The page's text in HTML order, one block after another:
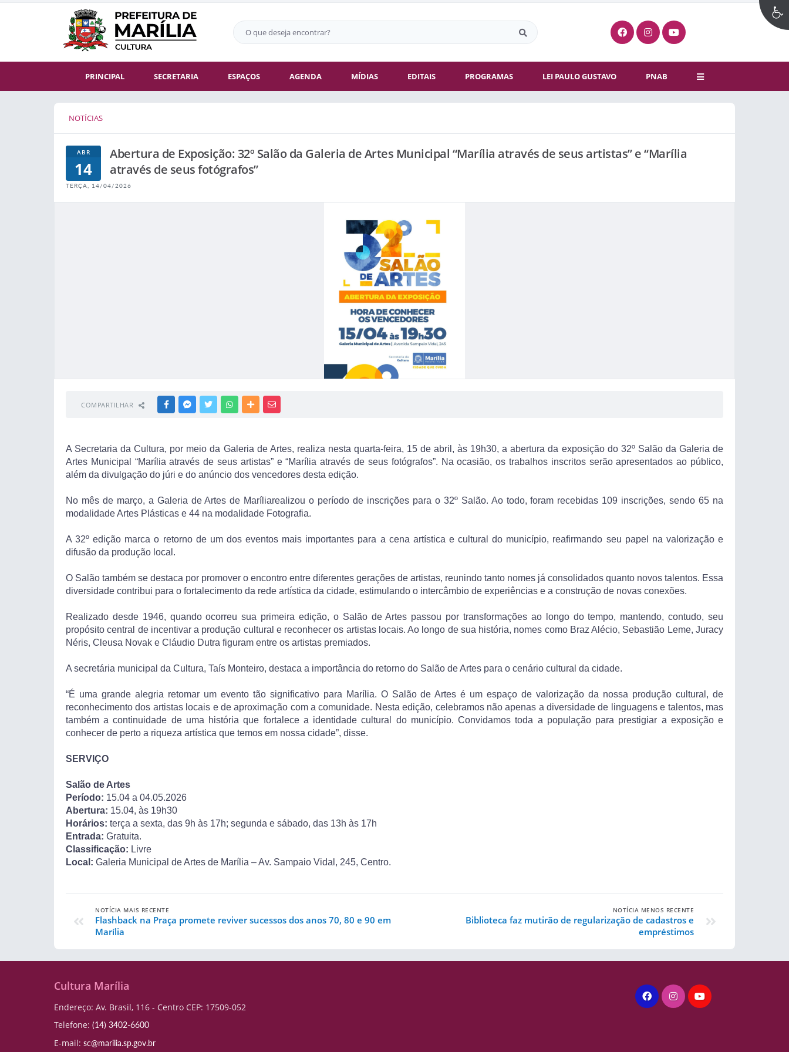
PRINCIPAL SECRETARIA ESPAÇOS AGENDA MÍDIAS EDITAIS PROGRAMAS LEI PAULO GUSTAVO PNAB
NOTÍCIAS
ABR
14
Abertura de Exposição: 32º Salão da Galeria de Artes Municipal “Marília através de seus artistas” e “Marília
através de seus fotógrafos”
TERÇA, 14/04/2026
COMPARTILHAR FACEBOOKMESSENGER
TWITTER WHATSAPPMAIS
A Secretaria da Cultura, por meio da Galeria de Artes, realiza nesta quarta-feira, 15 de abril, às 19h30, a abertura da exposição do 32º Salão da Galeria de
Artes Municipal “Marília através de seus artistas” e “Marília através de seus fotógrafos”. Na ocasião, os trabalhos inscritos serão apresentados ao público,
além da divulgação do júri e do anúncio dos vencedores desta edição.
No mês de março, a Galeria de Artes de Maríliarealizou o período de inscrições para o 32º Salão. Ao todo, foram recebidas 109 inscrições, sendo 65 na
modalidade Artes Plásticas e 44 na modalidade Fotografia.
A 32º edição marca o retorno de um dos eventos mais importantes para a cena artística e cultural do município, reafirmando seu papel na valorização e
difusão da produção local.
O Salão também se destaca por promover o encontro entre diferentes gerações de artistas, reunindo tanto nomes já consolidados quanto novos talentos. Essa
diversidade contribui para o fortalecimento da rede artística da cidade, estimulando o intercâmbio de experiências e a construção de novas conexões.
Realizado desde 1946, quando ocorreu sua primeira edição, o Salão de Artes passou por transformações ao longo do tempo, mantendo, contudo, seu
propósito central de incentivar a produção cultural e reconhecer os artistas locais. Ao longo de sua história, nomes como Braz Alécio, Sebastião Leme, Juracy
Néris, Cleusa Novak e Cláudio Dutra figuram entre os artistas premiados.
A secretária municipal da Cultura, Taís Monteiro, destaca a importância do retorno do Salão de Artes para o cenário cultural da cidade.
“É uma grande alegria retomar um evento tão significativo para Marília. O Salão de Artes é um espaço de valorização da nossa produção cultural, de
reconhecimento dos artistas locais e de aproximação com a comunidade. Nesta edição, celebramos não apenas a diversidade de linguagens e talentos, mas
também a continuidade de uma história que fortalece a identidade cultural do município. Convidamos toda a população para prestigiar a exposição e
conhecer de perto a riqueza artística que temos em nossa cidade”, disse.
SERVIÇO
Salão de Artes
Período: 15.04 a 04.05.2026
Abertura: 15.04, às 19h30
Horários: terça a sexta, das 9h às 17h; segunda e sábado, das 13h às 17h
Entrada: Gratuita.
Classificação: Livre
Local: Galeria Municipal de Artes de Marília – Av. Sampaio Vidal, 245, Centro.
NOTÍCIA MAIS RECENTE
Flashback na Praça promete reviver sucessos dos anos 70, 80 e 90 em
Marília
NOTÍCIA MENOS RECENTE
Biblioteca faz mutirão de regularização de cadastros e
empréstimos
Cultura Marília
Endereço: Av. Brasil, 116 - Centro CEP: 17509-052
Telefone: (14) 3402-6600
E-mail: sc@marilia.sp.gov.br